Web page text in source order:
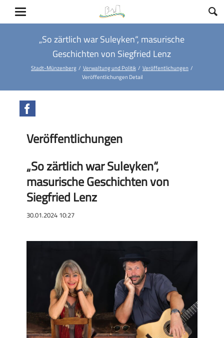
„So zärtlich war Suleyken“, masurische
Geschichten von Siegfried Lenz
Stadt-Münzenberg Verwaltung und Politik
Veröffentlichungen
Veröffentlichungen Detail
Veröffentlichungen
„So zärtlich war Suleyken“,
masurische Geschichten von
Siegfried Lenz
30.01.2024 10:27